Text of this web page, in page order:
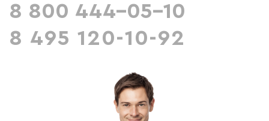
8 800 444-05-10
8 495 120-10-92